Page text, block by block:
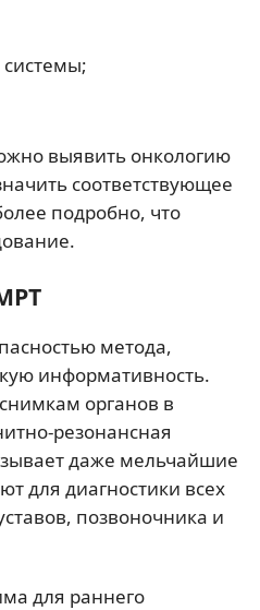
выявить онкологию
соответствующее
подробно, что
метода,
информативность.
органов в
резонансная
даже мельчайшие
для диагностики всех
позвоночника и
для раннего